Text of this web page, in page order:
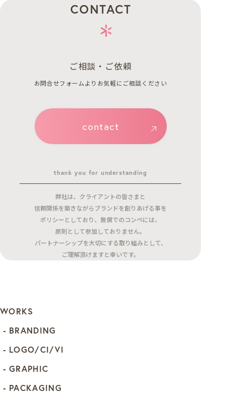
CONTACT
ご相談・ご依頼
お問合せフォームよりお気軽にご相談ください
contact
thank you for understanding
弊社は、クライアントの皆さまと
信頼関係を築きながらブランドを創りあげる事を
ポリシーとしており、無償でのコンペには、
原則として参加しておりません。
パートナーシップを大切にする取り組みとして、
ご理解頂けますと幸いです。
WORKS
BRANDING
LOGO/CI/VI
GRAPHIC
PACKAGING